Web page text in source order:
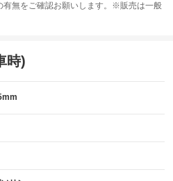
ABS
無をご確認お願いします。※販売は一般
時)